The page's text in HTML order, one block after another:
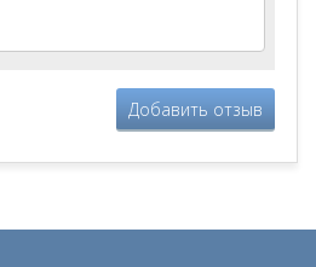
Добавить отзыв